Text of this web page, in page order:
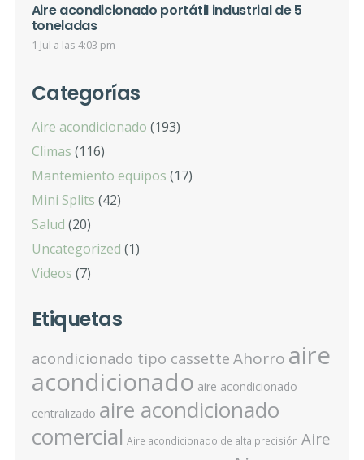
Aire acondicionado portátil industrial de 5
toneladas
1 Jul a las 4:03 pm
Categorías
Aire acondicionado (193)
Climas (116)
Mantemiento equipos (17)
Mini Splits (42)
Salud (20)
Uncategorized (1)
Videos (7)
Etiquetas
acondicionado tipo cassette Ahorro aire
acondicionado aire acondicionado
centralizado aire acondicionado
comercial Aire acondicionado de alta precisión Aire